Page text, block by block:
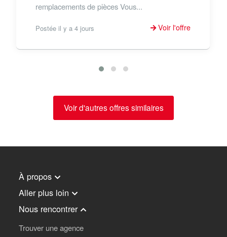
remplacements de pièces Vous...
Postée il y a 4 jours Voir l'offre
Voir d'autres offres similaires
À propos
Aller plus loin
Nous rencontrer
Trouver une agence